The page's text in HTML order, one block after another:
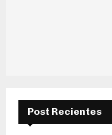
Post Recientes